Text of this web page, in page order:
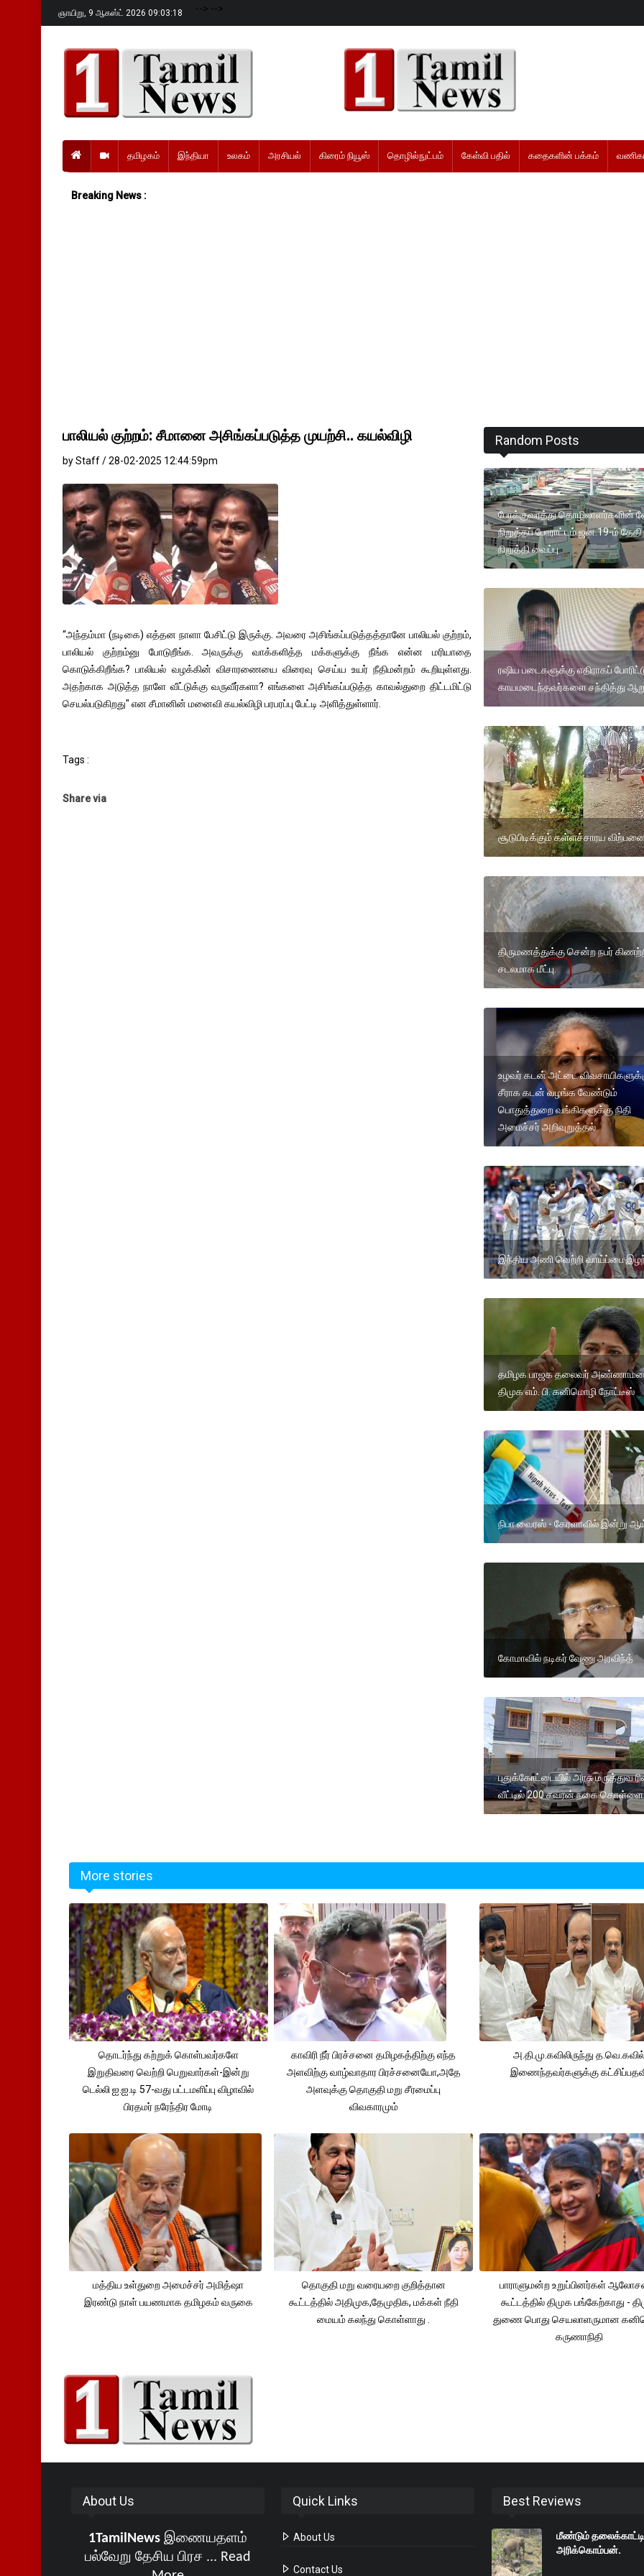
ஞாயிறு, 9 ஆகஸ்ட் 2026 09:03:19 --> -->
தமிழகம் இந்தியா உலகம் அரசியல் கிரைம் நியூஸ் தொழில்நுட்பம் கேள்வி பதில் கதைகளின் பக்கம்
Breaking News :
பாலியல் குற்றம்: சீமானை அசிங்கப்படுத்த முயற்சி.. கயல்விழி
by Staff / 28-02-2025 12:44:59pm
“அந்தம்மா (நடிகை) எத்தன நாளா பேசிட்டு இருக்கு. அவரை அசிங்கப்படுத்தத்தானே பாலியல் குற்றம்,
பாலியல் குற்றம்னு போடுறீங்க. அவருக்கு வாக்களித்த மக்களுக்கு நீங்க என்ன மரியாதை
கொடுக்கிறீங்க? பாலியல் வழக்கின் விசாரணையை விரைவு செய்ய உயர் நீதிமன்றம் கூறியுள்ளது.
அதற்காக அடுத்த நாளே வீட்டுக்கு வருவீர்களா? எங்களை அசிங்கப்படுத்த காவல்துறை திட்டமிட்டு
செயல்படுகிறது" என சீமானின் மனைவி கயல்விழி பரபரப்பு பேட்டி அளித்துள்ளார்.
Tags :
Share via
Random Posts
போக்குவரத்து தொழிலாளர்களின்
நிறுத்தப் போராட்டம் ஜன.19-ம்
நிறுத்தி வைப்பு
ரஷிய படைகளுக்கு எதிராகப்
காயமடைந்தவர்களை சந்தித்து
சூடுபிடிக்கும் கள்ளச்சாரய
திருமணத்துக்கு சென்ற நபர்
சடலமாக மீட்பு.
உழவர் கடன் அட்டை
சீராக கடன் வழங்க வேண்டும்
பொதுத்துறை வங்கிகளுக்கு நிதி
அமைச்சர் அறிவுறுத்தல்
இந்திய அணி வெற்றி வாய்ப்பை
தமிழக பாஜக தலைவர்
திமுக எம். பி. கனிமொழி நோட்டீஸ்
நிபா வைரஸ் - கேரளாவில் இன்று
கோமாவில் நடிகர் வேணு அரவிந்த்
புதுக்கோட்டையில் அரசு மருத்துவ
வீட்டில் 200 சவரன் நகை கொள்ளை
More stories
தொடர்ந்து கற்றுக் கொள்பவர்களே
இறுதிவரை வெற்றி பெறுவார்கள்-இன்று
டெல்லி ஐ.ஐ.டி 57-வது பட்டமளிப்பு விழாவில்
பிரதமர் நரேந்திர மோடி
காவிரி நீர் பிரச்சனை தமிழகத்திற்கு எந்த
அளவிற்கு வாழ்வாதார பிரச்சனையோ,அதே
அளவுக்கு தொகுதி மறு சீரமைப்பு
விவகாரமும்
அ.தி.மு.கவிலிருந்து
இணைந்தவர்களுக்கு
மத்திய உள்துறை அமைச்சர் அமித்ஷா
இரண்டு நாள் பயணமாக தமிழகம் வருகை
தொகுதி மறு வரையறை குறித்தான
கூட்டத்தில் அதிமுக,தேமுதிக, மக்கள் நீதி
மையம் கலந்து கொள்ளாது .
பாராளுமன்ற உறுப்பினர்கள்
கூட்டத்தில் திமுக பங்கேற்காது -
துணை பொது செயலாளருமான
கருணாநிதி
About Us
1TamilNewsஇணையதளம்
பல்வேறு தேசிய பிரச ... Read
Quick Links
About Us
Contact Us
Best Reviews
மீண்டும்
அரிக்கொம்பன்.